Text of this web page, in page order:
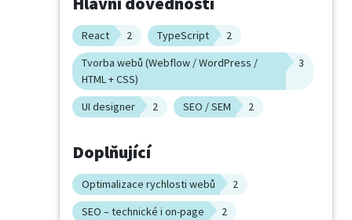
React 2 TypeScript
2
Tvorba webů (Webflow / WordPress /
HTML + CSS)
3
UI designer 2 SEO / SEM 2
Doplňující
Optimalizace rychlosti webů
2
SEO – technické i on-page
2